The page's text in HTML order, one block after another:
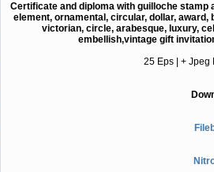
Certificate and diploma with guilloche
element, ornamental, circular, dollar,
victorian, circle, arabesque, luxury,
embellish,vintage gift
25 Eps | + Jpeg